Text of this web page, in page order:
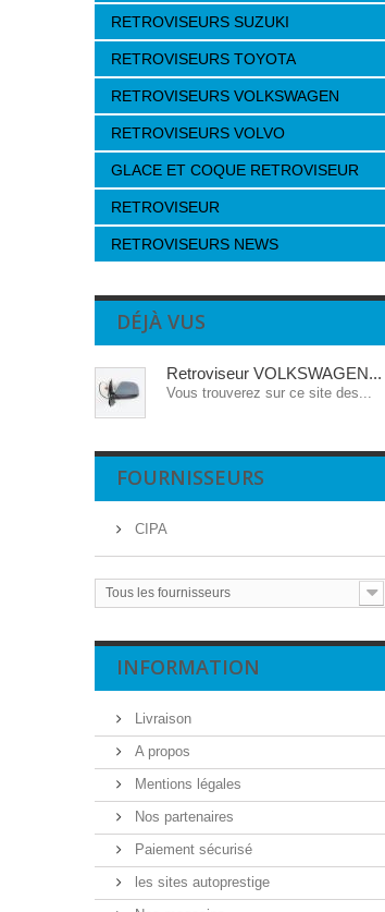
RETROVISEURS SUZUKI
RETROVISEURS TOYOTA
RETROVISEURS VOLKSWAGEN
RETROVISEURS VOLVO
GLACE ET COQUE RETROVISEUR
RETROVISEUR
RETROVISEURS NEWS
DÉJÀ VUS
Retroviseur VOLKSWAGEN...
Vous trouverez sur ce site des...
FOURNISSEURS
CIPA
Tous les fournisseurs
INFORMATION
Livraison
A propos
Mentions légales
Nos partenaires
Paiement sécurisé
les sites autoprestige